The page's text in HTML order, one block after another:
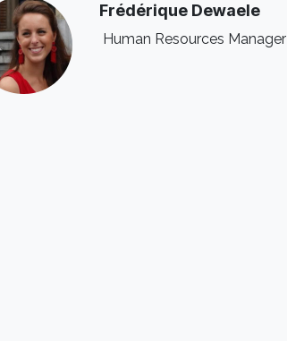
Frédérique Dewaele
Human Resources Manager